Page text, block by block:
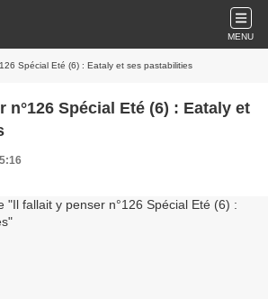
MENU
Spécial Eté (6) : Eataly et ses pastabilities
n°126 Spécial Eté (6) : Eataly et